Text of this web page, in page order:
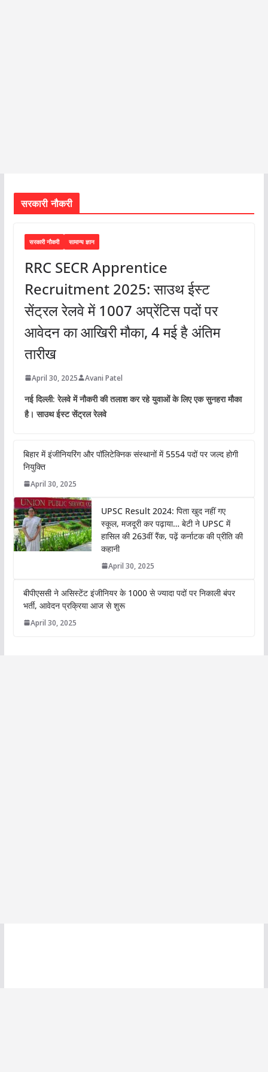
सरकारी नौकरी
सरकारी नौकरी सामान्य ज्ञान
RRC SECR Apprentice
Recruitment 2025: साउथ ईस्ट
सेंट्रल रेलवे में 1007 अप्रेंटिस पदों पर
आवेदन का आखिरी मौका, 4 मई है अंतिम
तारीख
April 30, 2025 Avani Patel
नई दिल्ली: रेलवे में नौकरी की तलाश कर रहे युवाओं के लिए एक सुनहरा मौका
है। साउथ ईस्ट सेंट्रल रेलवे
बिहार में इंजीनियरिंग और पॉलिटेक्निक संस्थानों में 5554 पदों पर जल्द होगी
नियुक्ति
April 30, 2025
UPSC Result 2024: पिता खुद नहीं गए
स्कूल, मजदूरी कर पढ़ाया… बेटी ने UPSC में
हासिल की 263वीं रैंक, पढ़ें कर्नाटक की प्रीति की
कहानी
April 30, 2025
बीपीएससी ने असिस्टेंट इंजीनियर के 1000 से ज्यादा पदों पर निकाली बंपर
भर्ती, आवेदन प्रक्रिया आज से शुरू
April 30, 2025